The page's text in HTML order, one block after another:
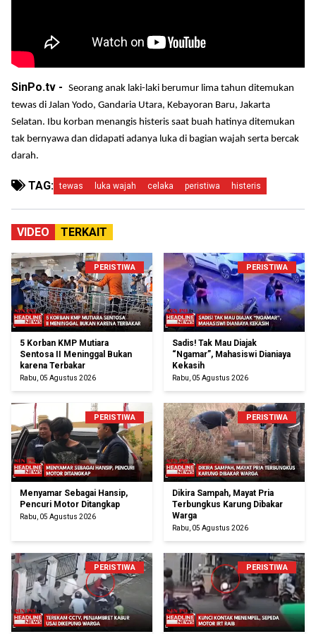
SinPo.tv - Seorang anak laki-laki berumur lima tahun ditemukan
tewas di Jalan Yodo, Gandaria Utara, Kebayoran Baru, Jakarta
Selatan. Ibu korban menangis histeris saat buah hatinya ditemukan
tak bernyawa dan didapati adanya luka di bagian wajah serta bercak
darah.
TAG: tewas luka wajah celaka peristiwa histeris
VIDEO TERKAIT
PERISTIWA
5 Korban KMP Mutiara
Sentosa II Meninggal Bukan
karena Terbakar
Rabu, 05 Agustus 2026
PERISTIWA
Sadis! Tak Mau Diajak
“Ngamar”, Mahasiswi Dianiaya
Kekasih
Rabu, 05 Agustus 2026
PERISTIWA
Menyamar Sebagai Hansip,
Pencuri Motor Ditangkap
Rabu, 05 Agustus 2026
PERISTIWA
Dikira Sampah, Mayat Pria
Terbungkus Karung Dibakar
Warga
Rabu, 05 Agustus 2026
PERISTIWA PERISTIWA